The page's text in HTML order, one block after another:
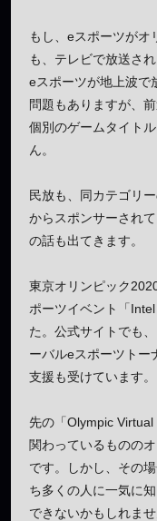
もし、eスポーツがオ
も、テレビで放送さ
eスポーツが地上波で
問題もありますが、
個別のゲームタイト
ん。
民放も、同カテゴリ
からスポンサーされ
の話も出てきます。
東京オリンピック
ポーツイベント「
た。公式サイトでも
ーバルeスポーツトー
支援も受けています。
先の「Olympic
関わっているものの
です。しかし、その
ち多くの人に一気に
できないかもしれませ